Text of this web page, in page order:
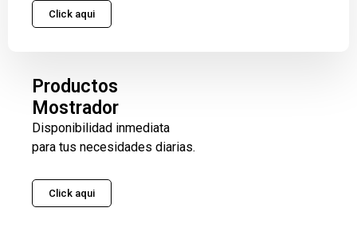
Click aqui
Productos
Mostrador
Disponibilidad inmediata
para tus necesidades diarias.
Click aqui